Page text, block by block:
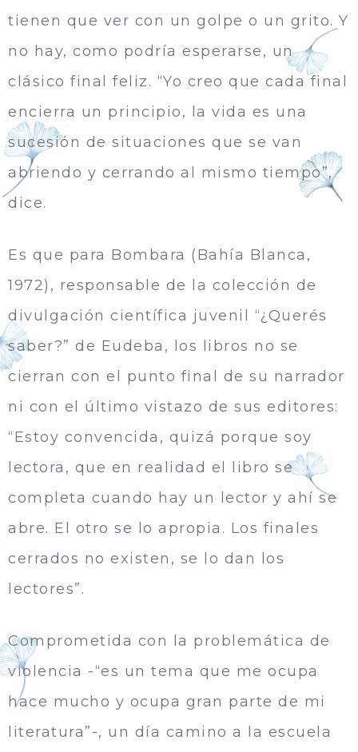
tienen que ver con un golpe o un grito. Y
no hay, como podría esperarse, un
clásico final feliz. “Yo creo que cada final
encierra un principio, la vida es una
sucesión de situaciones que se van
abriendo y cerrando al mismo tiempo”,
dice.
Es que para Bombara (Bahí­a Blanca,
1972), responsable de la colección de
divulgación científica juvenil “¿Querés
saber?” de Eudeba, los libros no se
cierran con el punto final de su narrador
ni con el último vistazo de sus editores:
“Estoy convencida, quizá porque soy
lectora, que en realidad el libro se
completa cuando hay un lector y ahí se
abre. El otro se lo apropia. Los finales
cerrados no existen, se lo dan los
lectores”.
Comprometida con la problemática de
violencia -“es un tema que me ocupa
hace mucho y ocupa gran parte de mi
literatura”-, un día camino a la escuela